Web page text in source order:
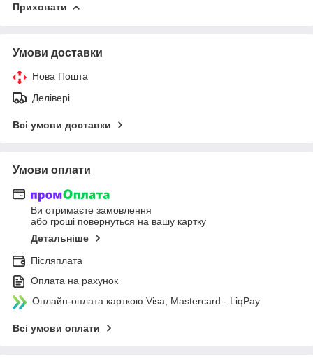
Приховати
Умови доставки
Нова Пошта
Делівері
Всі умови доставки
Умови оплати
Ви отримаєте замовлення
або гроші повернуться на вашу картку
Детальніше
Післяплата
Оплата на рахунок
Онлайн-оплата карткою Visa, Mastercard - LiqPay
Всі умови оплати